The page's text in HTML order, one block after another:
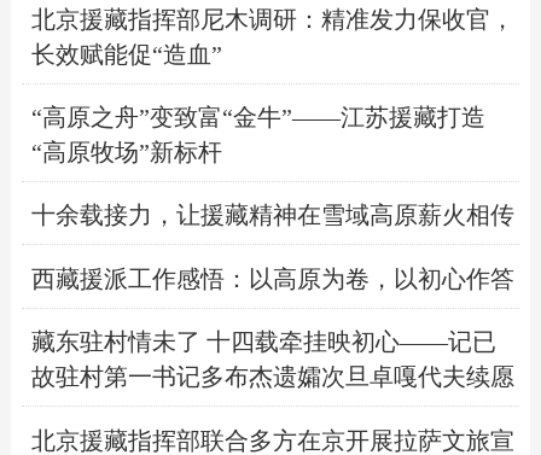
北京援藏指挥部尼木调研：精准发力保收官，
长效赋能促“造血”
“高原之舟”变致富“金牛”——江苏援藏打造
“高原牧场”新标杆
十余载接力，让援藏精神在雪域高原薪火相传
西藏援派工作感悟：以高原为卷，以初心作答
藏东驻村情未了 十四载牵挂映初心——记已
故驻村第一书记多布杰遗孀次旦卓嘎代夫续愿
北京援藏指挥部联合多方在京开展拉萨文旅宣